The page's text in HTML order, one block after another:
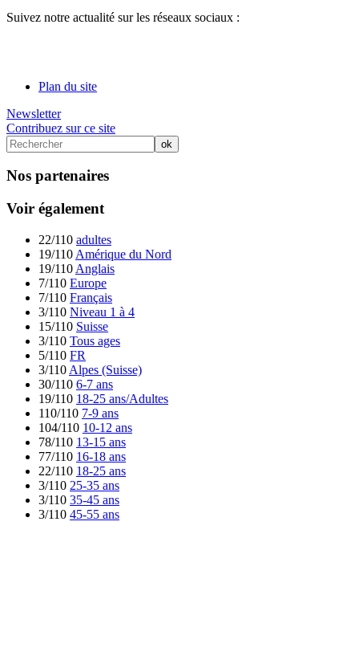
Suivez notre actualité sur les réseaux sociaux :
Plan du site
Newsletter
Contribuez sur ce site
Nos partenaires
Voir également
22/110 adultes
19/110 Amérique du Nord
19/110 Anglais
7/110 Europe
7/110 Français
3/110 Niveau 1 à 4
15/110 Suisse
3/110 Tous ages
5/110 FR
3/110 Alpes (Suisse)
30/110 6-7 ans
19/110 18-25 ans/Adultes
110/110 7-9 ans
104/110 10-12 ans
78/110 13-15 ans
77/110 16-18 ans
22/110 18-25 ans
3/110 25-35 ans
3/110 35-45 ans
3/110 45-55 ans